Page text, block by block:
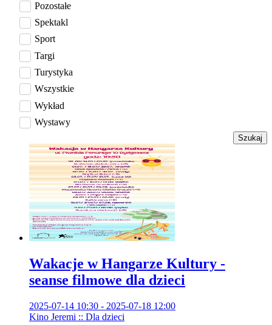
Pozostałe
Spektakl
Sport
Targi
Turystyka
Wszystkie
Wykład
Wystawy
Szukaj
Wakacje w Hangarze Kultury -
seanse filmowe dla dzieci
2025-07-14 10:30 - 2025-07-18 12:00
Kino Jeremi :: Dla dzieci